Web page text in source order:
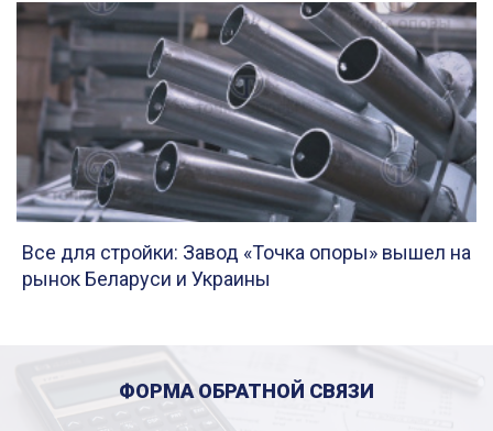
Все для стройки: Завод «Точка опоры» вышел на
рынок Беларуси и Украины
ФОРМА ОБРАТНОЙ СВЯЗИ